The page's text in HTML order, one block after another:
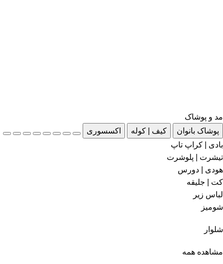
مد و پوشاک
پوشاک بانوان
کیف | کوله
اکسسوری
بادی | کراپ تاپ
تیشرت | پلوشرت
هودی | دورس
کت | جلیقه
لباس زیر
شومیز
شلوار
مشاهده همه